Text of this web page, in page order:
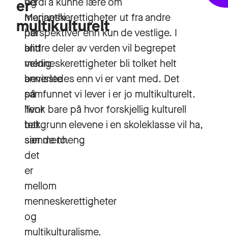
er
multikulturelt
Marianthi
har
blitt
veldig
bevisste
på
hvor
tett
sammenheng
det
er
mellom
menneskerettigheter
og
multikulturalisme.
menneskerettigheter ut fra andre
perspektiver enn kun de vestlige. I
andre deler av verden vil begrepet
menneskerettigheter bli tolket helt
annerledes enn vi er vant med. Det
samfunnet vi lever i er jo multikulturelt.
Tenk bare på hvor forskjellig kulturell
bakgrunn elevene i en skoleklasse vil ha,
sier de to.